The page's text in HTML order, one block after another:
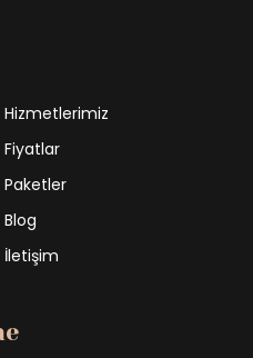
Hizmetlerimiz
Fiyatlar
Paketler
Blog
İletişim